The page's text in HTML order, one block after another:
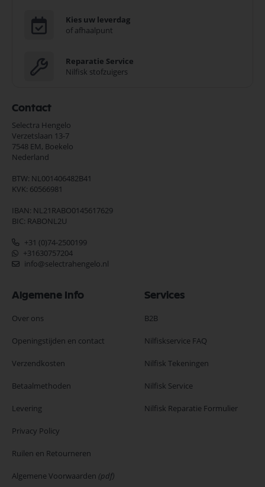
Kies uw leverdag
of afhaalpunt
Reparatie Service
Nilfisk stofzuigers
Contact
Selectra Hengelo
Verzetslaan 13-7
7548 EM, Boekelo
Nederland
BTW: NL001406482B41
KVK: 60566981
IBAN: NL21RABO0145617629
BIC: RABONL2U
+31 (0)74-2500199
+31630757204
info@selectrahengelo.nl
Algemene Info
Over ons
Openingstijden en contact
Verzendkosten
Betaalmethoden
Levering
Privacy Policy
Ruilen en Retourneren
Algemene Voorwaarden (pdf)
Services
B2B
Nilfiskservice FAQ
Nilfisk Tekeningen
Nilfisk Service
Nilfisk Reparatie Formulier